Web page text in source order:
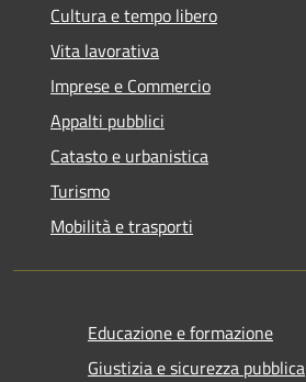
Cultura e tempo libero
Vita lavorativa
Imprese e Commercio
Appalti pubblici
Catasto e urbanistica
Turismo
Mobilità e trasporti
Educazione e formazione
Giustizia e sicurezza pubblica